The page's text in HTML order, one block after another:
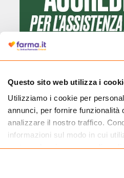
Questo sito web utilizza i
Utilizziamo i cookie per
annunci, per fornire funzionalità
analizzare il nostro traffico.
informazioni sul modo in cui
partner che si occupano di
informazioni che hai fornito loro
Cliccando il badge, puoi verificare che
autorizzata dal Ministero della Salute a
medicinali.